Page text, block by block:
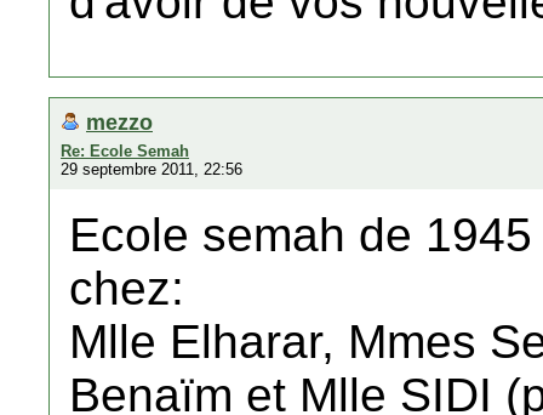
mezzo
Re: Ecole Semah
29 septembre 2011, 22:56
Ecole semah de
chez:
Mlle Elharar, Mmes
Benaïm et Mlle SIDI